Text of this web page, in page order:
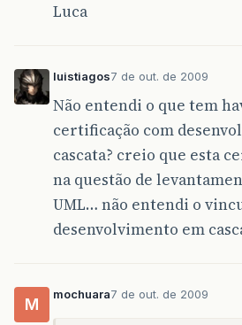
Luca
luistiagos7 de out. de 2009
Não entendi o que tem
certificação com
cascata? creio que esta
na questão de
UML… não entendi o
desenvolvimento em
M
mochuara7 de out. de 2009